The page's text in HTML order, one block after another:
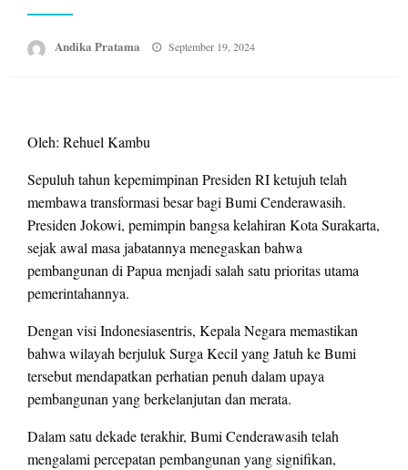
Andika Pratama
Posted
September 19, 2024
Oleh: Rehuel Kambu
Sepuluh tahun kepemimpinan Presiden RI ketujuh telah
membawa transformasi besar bagi Bumi Cenderawasih.
Presiden Jokowi, pemimpin bangsa kelahiran Kota Surakarta,
sejak awal masa jabatannya menegaskan bahwa
pembangunan di Papua menjadi salah satu prioritas utama
pemerintahannya.
Dengan visi Indonesiasentris, Kepala Negara memastikan
bahwa wilayah berjuluk Surga Kecil yang Jatuh ke Bumi
tersebut mendapatkan perhatian penuh dalam upaya
pembangunan yang berkelanjutan dan merata.
Dalam satu dekade terakhir, Bumi Cenderawasih telah
mengalami percepatan pembangunan yang signifikan,